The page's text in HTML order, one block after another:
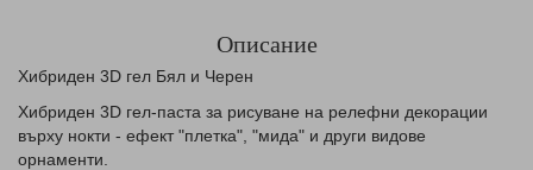
Описание
Хибриден 3D гел Бял и Черен
Хибриден 3D гел-паста за рисуване на релефни декорации
върху нокти - ефект "плетка", "мида" и други видове
орнаменти.